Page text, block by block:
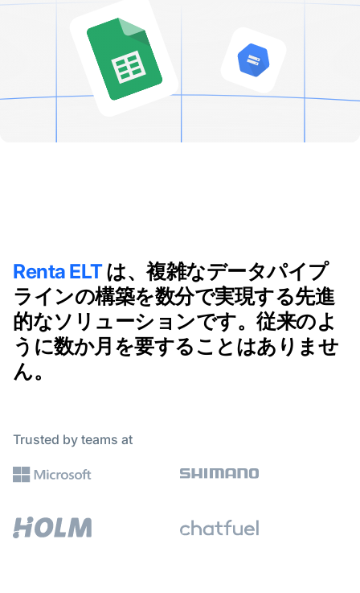
Renta ELTは、複雑なデータパイプ
ラインの構築を数分で実現する先進
的なソリューションです。従来のよ
うに数か月を要することはありませ
ん。
Trusted by teams at